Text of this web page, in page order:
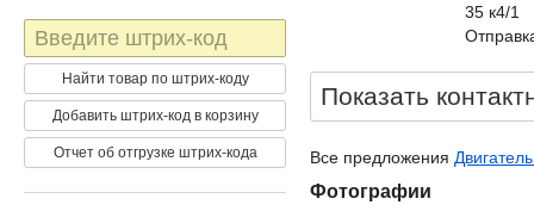
35 к4/1
Показать
Все предложения
Фотографии
Штрих-
код
Найти товар по штрих-коду
Добавить штрих-код в корзину
Отчет об отгрузке штрих-кода